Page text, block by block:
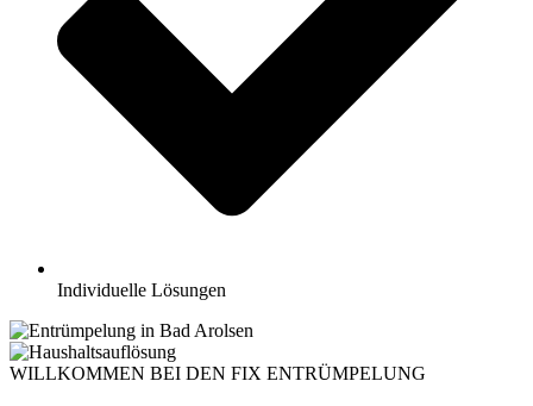
Individuelle Lösungen
WILLKOMMEN BEI DEN FIX ENTRÜMPELUNG